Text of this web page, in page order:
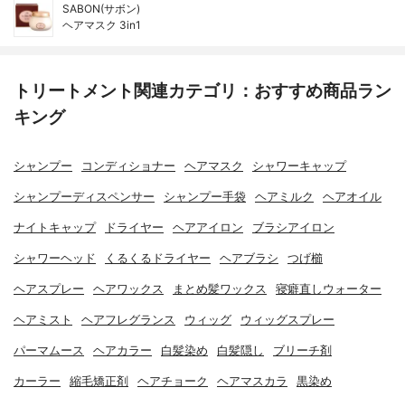
SABON(サボン)
ヘアマスク 3in1
トリートメント関連カテゴリ：おすすめ商品ラン
キング
シャンプー コンディショナー ヘアマスク シャワーキャップ
シャンプーディスペンサー シャンプー手袋 ヘアミルク ヘアオイル
ナイトキャップ ドライヤー ヘアアイロン ブラシアイロン
シャワーヘッド くるくるドライヤー ヘアブラシ つげ櫛
ヘアスプレー ヘアワックス まとめ髪ワックス 寝癖直しウォーター
ヘアミスト ヘアフレグランス ウィッグ ウィッグスプレー
パーマムース ヘアカラー 白髪染め 白髪隠し ブリーチ剤
カーラー 縮毛矯正剤 ヘアチョーク ヘアマスカラ 黒染め